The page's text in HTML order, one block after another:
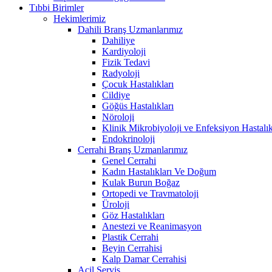
Tıbbi Birimler
Hekimlerimiz
Dahili Branş Uzmanlarımız
Dahiliye
Kardiyoloji
Fizik Tedavi
Radyoloji
Çocuk Hastalıkları
Cildiye
Göğüs Hastalıkları
Nöroloji
Klinik Mikrobiyoloji ve Enfeksiyon
Endokrinoloji
Cerrahi Branş Uzmanlarımız
Genel Cerrahi
Kadın Hastalıkları Ve Doğum
Kulak Burun Boğaz
Ortopedi ve Travmatoloji
Üroloji
Göz Hastalıkları
Anestezi ve Reanimasyon
Plastik Cerrahi
Beyin Cerrahisi
Kalp Damar Cerrahisi
Acil Servis